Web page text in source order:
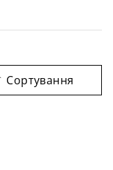
Сортування